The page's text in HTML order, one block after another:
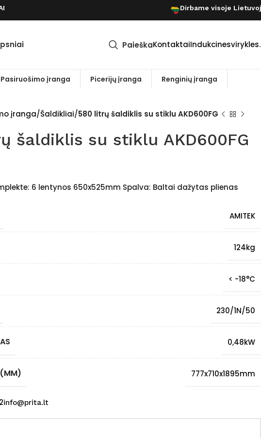
Dirbame visoje
PaieškaKontaktai
Pasiruošimo įranga Picerijų įranga
Renginių įranga
įranga Šaldikliai 580 litrų šaldiklis su stiklu AKD600FG
šaldiklis su stiklu AKD600FG
6 lentynos 650x525mm Spalva: Baltai dažytas plienas
AMITEK
124kg
< -18°C
230/1N/50
0,48kW
777x710x1895mm
info@prita.lt